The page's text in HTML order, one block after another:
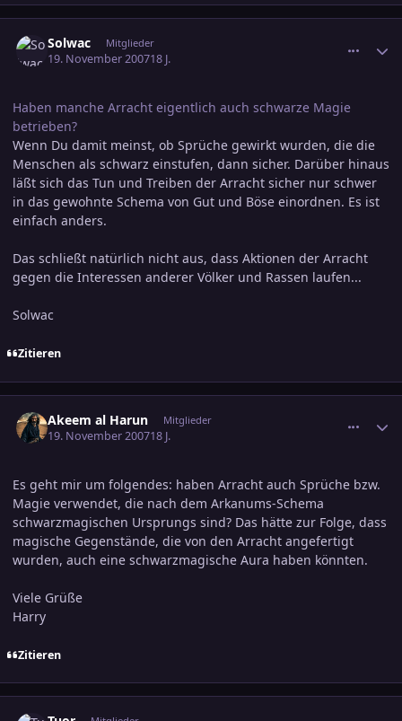
Solwac Mitglieder
19. November 200718 J.
Haben manche Arracht eigentlich auch schwarze Magie
betrieben?
Wenn Du damit meinst, ob Sprüche gewirkt wurden, die die
Menschen als schwarz einstufen, dann sicher. Darüber hinaus
läßt sich das Tun und Treiben der Arracht sicher nur schwer
in das gewohnte Schema von Gut und Böse einordnen. Es ist
einfach anders.
Das schließt natürlich nicht aus, dass Aktionen der Arracht
gegen die Interessen anderer Völker und Rassen laufen...
Solwac
Zitieren
Akeem al Harun Mitglieder
19. November 200718 J.
Es geht mir um folgendes: haben Arracht auch Sprüche bzw.
Magie verwendet, die nach dem Arkanums-Schema
schwarzmagischen Ursprungs sind? Das hätte zur Folge, dass
magische Gegenstände, die von den Arracht angefertigt
wurden, auch eine schwarzmagische Aura haben könnten.
Viele Grüße
Harry
Zitieren